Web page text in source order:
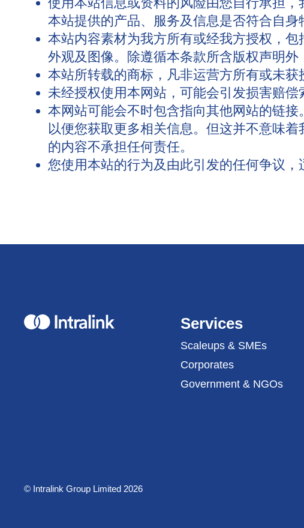
本站提供的产品、服务及信息是否符合自身
本站内容素材为我方所有或经我方授权，包
外观及图像。除遵循本条款所含版权声明外
本站所转载的商标，凡非运营方所有或未获
未经授权使用本网站，可能会引发损害赔偿
本网站可能会不时包含指向其他网站的链接
以便您获取更多相关信息。但这并不意味
的内容不承担任何责任。
您使用本站的行为及由此引发的任何争议，
Home Services
Scaleups & SMEs
Corporates
Government & NGOs
© Intralink Group Limited 2026